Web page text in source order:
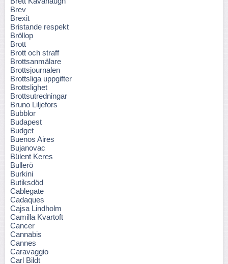
Brev
Brexit
Bristande respekt
Bröllop
Brott
Brott och straff
Brottsanmälare
Brottsjournalen
Brottsliga uppgifter
Brottslighet
Brottsutredningar
Bruno Liljefors
Bubblor
Budapest
Budget
Buenos Aires
Bujanovac
Bülent Keres
Bullerö
Burkini
Butiksdöd
Cablegate
Cadaques
Cajsa Lindholm
Camilla Kvartoft
Cancer
Cannabis
Cannes
Caravaggio
Carl Bildt